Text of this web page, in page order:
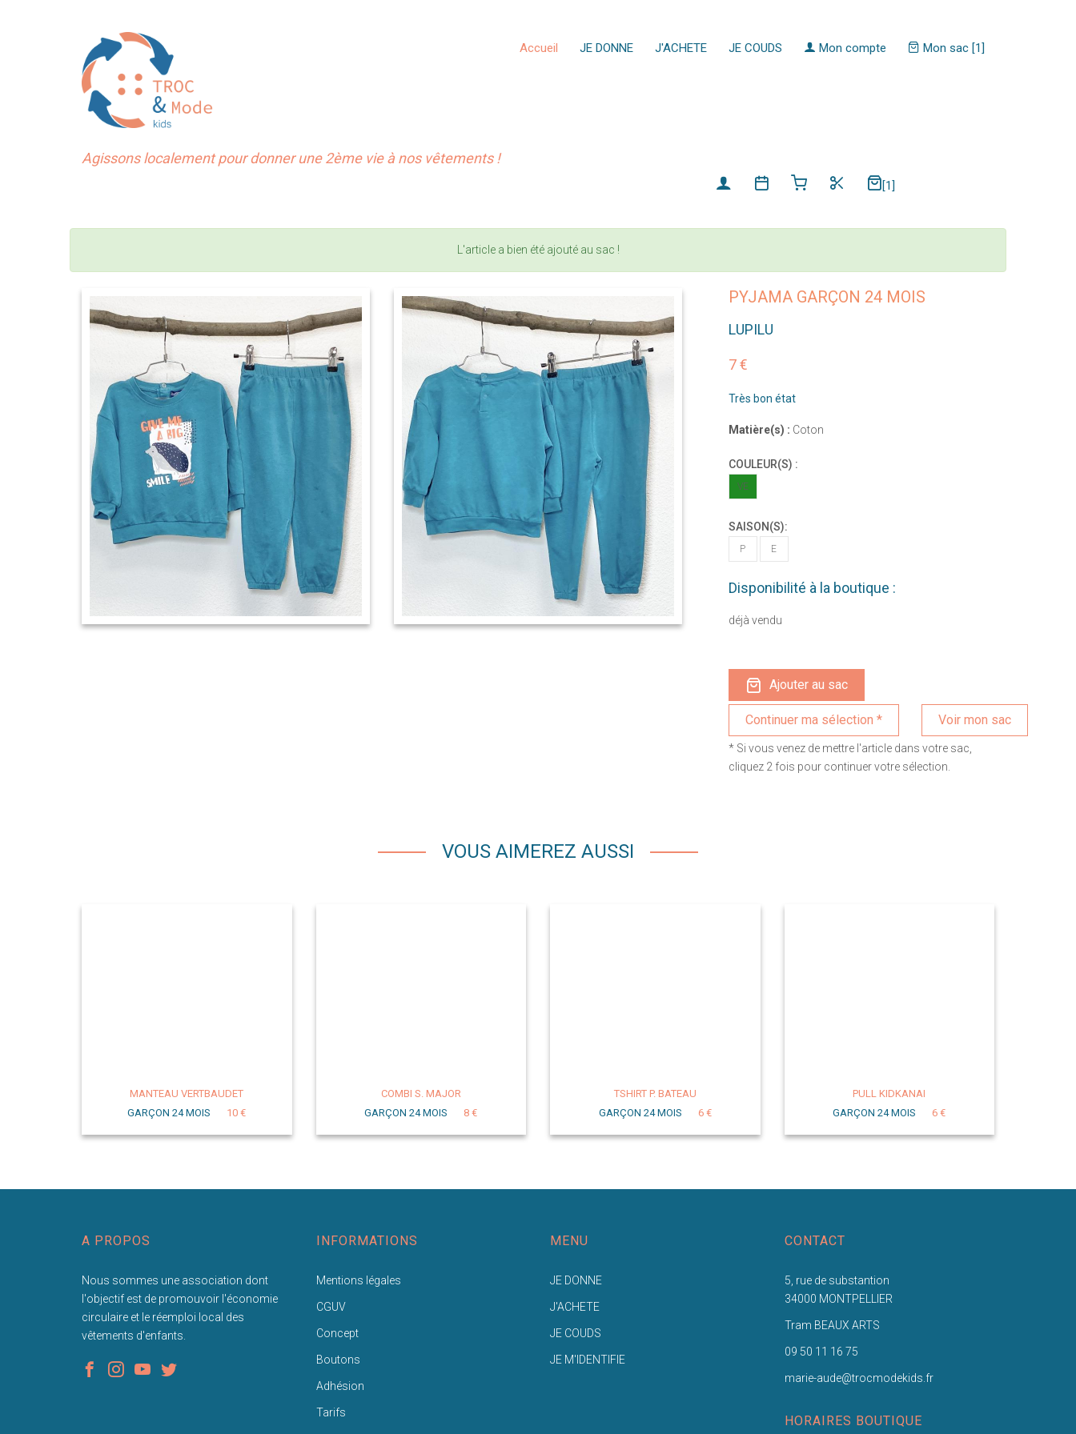
Accueil JE DONNE J'ACHETE JE COUDS Mon compte Mon sac [1]
Agissons localement pour donner une 2ème vie à nos vêtements !
[1]
L'article a bien été ajouté au sac !
PYJAMA GARÇON 24 MOIS
LUPILU
7 €
Très bon état
Matière(s) : Coton
COULEUR(S) :
VE
SAISON(S):
P E
Disponibilité à la boutique :
déjà vendu
Ajouter au sac
Voir mon sac
* Si vous venez de mettre l'article dans votre sac,
cliquez 2 fois pour continuer votre sélection.
VOUS AIMEREZ AUSSI
MANTEAU VERTBAUDET
GARÇON 24 MOIS
10 €
COMBI S. MAJOR
GARÇON 24 MOIS
8 €
TSHIRT P. BATEAU
GARÇON 24 MOIS
6 €
PULL KIDKANAI
GARÇON 24 MOIS
6 €
A PROPOS
Nous sommes une association dont
l'objectif est de promouvoir l'économie
circulaire et le réemploi local des
vêtements d'enfants.
INFORMATIONS
Mentions légales
CGUV
Concept
Boutons
Adhésion
Tarifs
MENU
JE DONNE
J'ACHETE
JE COUDS
JE M'IDENTIFIE
CONTACT
5, rue de substantion
34000 MONTPELLIER
Tram BEAUX ARTS
09 50 11 16 75
marie-aude@trocmodekids.fr
HORAIRES BOUTIQUE